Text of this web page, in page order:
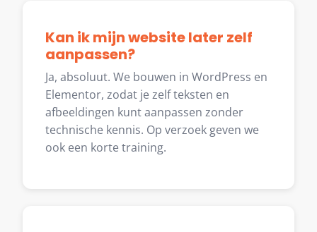
Kan ik mijn website later zelf
aanpassen?
Ja, absoluut. We bouwen in WordPress en
Elementor, zodat je zelf teksten en
afbeeldingen kunt aanpassen zonder
technische kennis. Op verzoek geven we
ook een korte training.